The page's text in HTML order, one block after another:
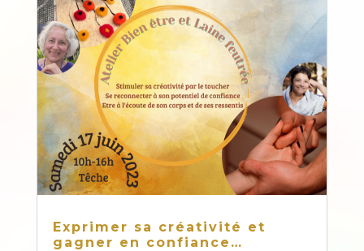
Exprimer sa créativité et
gagner en confiance…